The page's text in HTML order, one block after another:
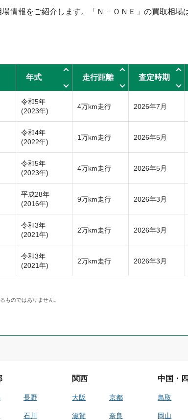
情報をご紹介します。「Ｎ－ＯＮＥ」の買取相場
年式 走行距離 査定時期
令和5年
(2023年)
4万km走行 2026年7月
令和4年
(2022年)
1万km走行 2026年5月
令和5年
(2023年)
4万km走行 2026年5月
平成28年
(2016年)
9万km走行 2026年3月
令和3年
(2021年)
2万km走行 2026年3月
令和3年
(2021年)
2万km走行 2026年3月
ものではありません。
長野
石川
関西
大阪 京都
滋賀 奈良
中国・
鳥取
岡山